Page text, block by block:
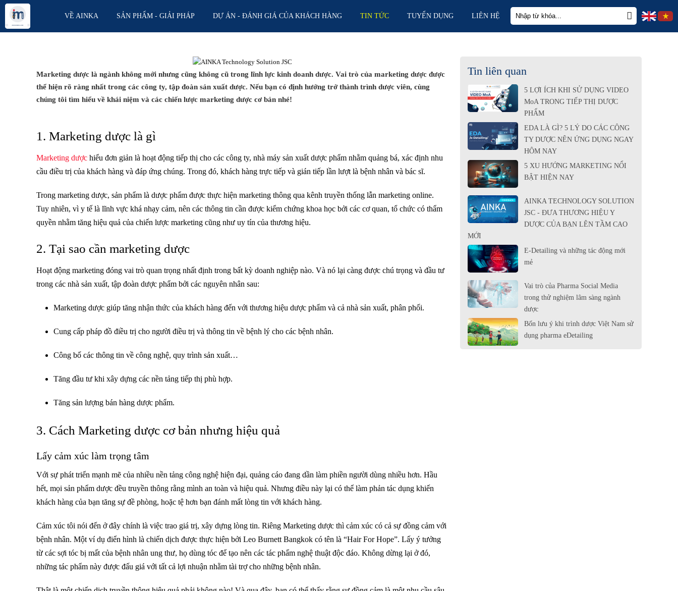
\r\n\r\n
VỀ AINKA
SẢN PHẨM - GIẢI PHÁP DỰ ÁN - ĐÁNH GIÁ CỦA KHÁCH HÀNG TIN TỨC TUYỂN DỤNG LIÊN HỆ
Marketing dược là ngành không mới nhưng cũng không cũ trong lĩnh lực kinh doanh dược. Vai trò của marketing dược được
thể hiện rõ ràng nhất trong các công ty, tập đoàn sản xuất dược. Nếu bạn có định hướng trở thành trình dược viên, cùng
chúng tôi tìm hiểu về khái niệm và các chiến lược marketing dược cơ bản nhé!
1. Marketing dược là gì
Marketing dược hiểu đơn giản là hoạt động tiếp thị cho các công ty, nhà máy sản xuất dược phẩm nhằm quảng bá, xác định nhu
cầu điều trị của khách hàng và đáp ứng chúng. Trong đó, khách hàng trực tiếp và gián tiếp lần lượt là bệnh nhân và bác sĩ.
Trong marketing dược, sản phẩm là dược phẩm được thực hiện marketing thông qua kênh truyền thống lẫn marketing online.
Tuy nhiên, vì y tế là lĩnh vực khá nhạy cảm, nên các thông tin cần được kiểm chứng khoa học bởi các cơ quan, tổ chức có thẩm
quyền nhằm tăng hiệu quả của chiến lược marketing cũng như uy tín của thương hiệu.
2. Tại sao cần marketing dược
Hoạt động marketing đóng vai trò quan trọng nhất định trong bất kỳ doanh nghiệp nào. Và nó lại càng được chú trọng và đầu tư
trong các nhà sản xuất, tập đoàn dược phẩm bởi các nguyên nhân sau:
Marketing dược giúp tăng nhận thức của khách hàng đến với thương hiệu dược phẩm và cả nhà sản xuất, phân phối.
Cung cấp pháp đồ điều trị cho người điều trị và thông tin về bệnh lý cho các bệnh nhân.
Công bố các thông tin về công nghệ, quy trình sản xuất…
Tăng đầu tư khi xây dựng các nền tảng tiếp thị phù hợp.
Tăng sản lượng bán hàng dược phẩm.
3. Cách Marketing dược cơ bản nhưng hiệu quả
Lấy cảm xúc làm trọng tâm
Với sự phát triển mạnh mẽ của nhiều nền tảng công nghệ hiện đại, quảng cáo đang dần làm phiền người dùng nhiều hơn. Hầu
hết, mọi sản phẩm dược đều truyền thông rằng mình an toàn và hiệu quả. Nhưng điều này lại có thể làm phản tác dụng khiến
khách hàng của bạn tăng sự đề phòng, hoặc tệ hơn bạn đánh mất lòng tin với khách hàng.
Cảm xúc tôi nói đến ở đây chính là việc trao giá trị, xây dựng lòng tin. Riêng Marketing dược thì cảm xúc có cả sự đồng cảm với
bệnh nhân. Một ví dụ điển hình là chiến dịch được thực hiện bởi Leo Burnett Bangkok có tên là “Hair For Hope”. Lấy ý tưởng
từ các sợi tóc bị mất của bệnh nhân ung thư, họ dùng tóc để tạo nên các tác phẩm nghệ thuật độc đáo. Không dừng lại ở đó,
những tác phẩm này được đấu giá với tất cả lợi nhuận nhằm tài trợ cho những bệnh nhân.
Tin liên quan
5 LỢI ÍCH KHI SỬ DỤNG VIDEO
MoA TRONG TIẾP THỊ DƯỢC
PHẨM
EDA LÀ GÌ? 5 LÝ DO CÁC CÔNG
TY DƯỢC NÊN ỨNG DỤNG NGAY
HÔM NAY
5 XU HƯỚNG MARKETING NỔI
BẬT HIỆN NAY
AINKA TECHNOLOGY SOLUTION
JSC - ĐƯA THƯƠNG HIỆU Y
DƯỢC CỦA BẠN LÊN TẦM CAO
MỚI
E-Detailing và những tác động mới
mẻ
Vai trò của Pharma Social Media
trong thử nghiệm lâm sàng ngành
dược
Bốn lưu ý khi trình dược Việt Nam sử
dụng pharma eDetailing